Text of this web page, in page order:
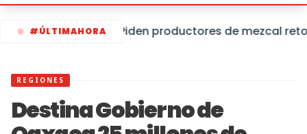
#ÚLTIMAHORA Piden productores de mezcal
REGIONES
Destina Gobierno de